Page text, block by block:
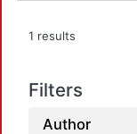
1 results
Filters
Author